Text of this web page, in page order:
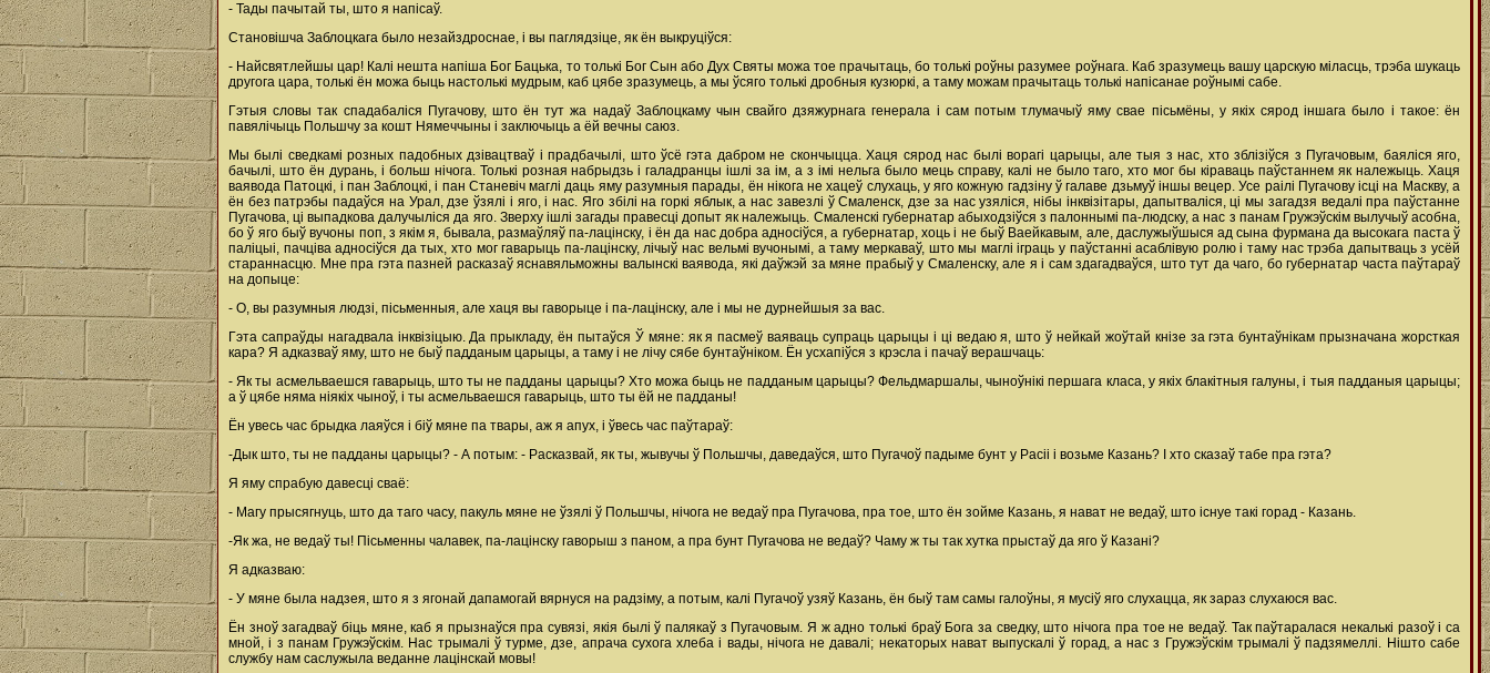
- Тады пачытай ты, што я напісаў.
Становішча Заблоцкага было незайздроснае, i вы паглядзіце, як ён выкруціўся:
- Найсвятлейшы цар! Калі нешта напіша Бог Бацька, то толькі Бог Сын або Дух Святы можа тое прачытаць, бо толькі роўны разумее роўнага. Каб зразумець вашу царскую міласць, трэба шукаць
другога цара, толькі ён можа быць настолькі мудрым, каб цябе зразумець, а мы ўсяго толькі дробныя кузюркі, а таму можам прачытаць толькі напісанае роўнымі сабе.
Гэтыя словы так спадабаліся Пугачову, што ён тут жа надаў Заблоцкаму чын свайго дзяжурнага генерала i сам потым тлумачыў яму свае пісьмёны, у якіх сярод іншага было i такое: ён
павялічыць Польшчу за кошт Нямеччыны i заключыць а ёй вечны саюз.
Мы былі сведкамі розных падобных дзівацтваў i прадбачылі, што ўсё гэта дабром не скончыцца. Хаця сярод нас былі ворагі царыцы, але тыя з нас, хто зблізіўся з Пугачовым, баяліся яго,
бачылі, што ён дурань, i больш нічога. Толькі розная набрыдзь i галадранцы ішлі за ім, а з імі нельга было мець справу, калі не было таго, хто мог бы кіраваць паўстаннем як належыць. Хаця
ваявода Патоцкі, i пан Заблоцкі, i пан Станевіч маглі даць яму разумныя парады, ён нікога не хацеў слухаць, у яго кожную гадзіну ў галаве дзьмуў іншы вецер. Усе раілі Пугачову ісці на Маскву, а
ён без патрэбы падаўся на Урал, дзе ўзялі i яго, i нас. Яго збілі на горкі яблык, а нас завезлі ў Смаленск, дзе за нас узяліся, нібы інквізітары, дапытваліся, ці мы загадзя ведалі пра паўстанне
Пугачова, ці выпадкова далучыліся да яго. Зверху ішлі загады правесці допыт як належыць. Смаленскі губернатар абыходзіўся з палоннымі па-людску, а нас з панам Гружэўскім вылучыў асобна,
бо ў яго быў вучоны поп, з якім я, бывала, размаўляў па-лацінску, i ён да нас добра адносіўся, а губернатар, хоць i не быў Ваейкавым, але, даслужыўшыся ад сына фурмана да высокага паста ў
паліцыі, пачціва адносіўся да тых, хто мог гаварыць па-лацінску, лічыў нас вельмі вучонымі, а таму меркаваў, што мы маглі іграць у паўстанні асаблівую ролю i таму нас трэба дапытваць з усёй
стараннасцю. Мне пра гэта пазней расказаў яснавяльможны валынскі ваявода, які даўжэй за мяне прабыў у Смаленску, але я i сам здагадваўся, што тут да чаго, бо губернатар часта паўтараў
на допыце:
- О, вы разумныя людзі, пісьменныя, але хаця вы гаворыце i па-лацінску, але i мы не дурнейшыя за вас.
Гэта сапраўды нагадвала інквізіцыю. Да прыкладу, ён пытаўся Ў мяне: як я пасмеў ваяваць супраць царыцы i ці ведаю я, што ў нейкай жоўтай кнізе за гэта бунтаўнікам прызначана жорсткая
кара? Я адказваў яму, што не быў падданым царыцы, а таму i не лічу сябе бунтаўніком. Ён усхапіўся з крэсла i пачаў верашчаць:
- Як ты асмельваешся гаварыць, што ты не падданы царыцы? Хто можа быць не падданым царыцы? Фельдмаршалы, чыноўнікі першага класа, у якіх блакітныя галуны, i тыя падданыя царыцы;
а ў цябе няма ніякіх чыноў, i ты асмельваешся гаварыць, што ты ёй не падданы!
Ён увесь час брыдка лаяўся i біў мяне па твары, аж я апух, i ўвесь час паўтараў:
-Дык што, ты не падданы царыцы? - А потым: - Расказвай, як ты, жывучы ў Польшчы, даведаўся, што Пугачоў падыме бунт у Расіі i возьме Казань? I хто сказаў табе пра гэта?
Я яму спрабую давесці сваё:
- Магу прысягнуць, што да таго часу, пакуль мяне не ўзялі ў Польшчы, нічога не ведаў пра Пугачова, пра тое, што ён зойме Казань, я нават не ведаў, што існуе такі горад - Казань.
-Як жа, не ведаў ты! Пісьменны чалавек, па-лацінску гаворыш з паном, а пра бунт Пугачова не ведаў? Чаму ж ты так хутка прыстаў да яго ў Казані?
Я адказваю:
- У мяне была надзея, што я з ягонай дапамогай вярнуся на радзіму, а потым, калі Пугачоў узяў Казань, ён быў там самы галоўны, я мусіў яго слухацца, як зараз слухаюся вас.
Ён зноў загадваў біць мяне, каб я прызнаўся пра сувязі, якія былі ў палякаў з Пугачовым. Я ж адно толькі браў Бога за сведку, што нічога пра тое не ведаў. Так паўтаралася некалькі разоў i ca
мной, i з панам Гружэўскім. Нас трымалі ў турме, дзе, апрача сухога хлеба i вады, нічога не давалі; некаторых нават выпускалі ў горад, а нас з Гружэўскім трымалі ў падзямеллі. Нішто сабе
службу нам саслужыла веданне лацінскай мовы!